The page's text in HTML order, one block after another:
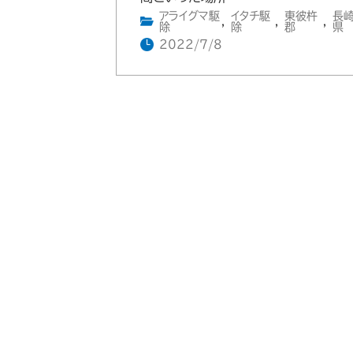
アライグマ駆
除
,
イタチ駆
除
,
東彼杵
郡
,
長
県
2022/7/8